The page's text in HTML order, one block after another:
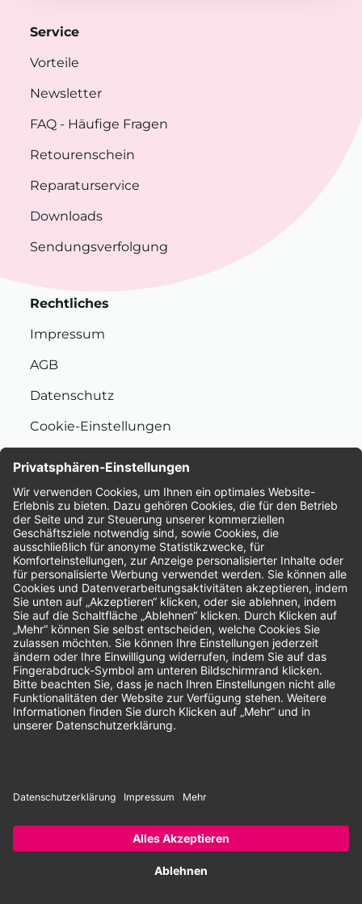
Service
Vorteile
Newsletter
FAQ - Häufige Fragen
Retourenschein
Reparaturservice
Downloads
Sendungsverfolgung
Rechtliches
Impressum
AGB
Datenschutz
Cookie-Einstellungen
Bewertungen
Unsere Zahlungsarten:
Rechnung SEPA-Lastschrift Vorkasse